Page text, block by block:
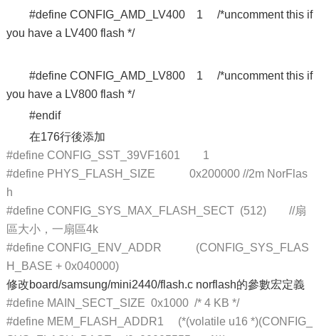
#define CONFIG_AMD_LV400 1 /*uncomment this if
you have a LV400 flash */
#define CONFIG_AMD_LV800 1 /*uncomment this if
you have a LV800 flash */
#endif
在176行後添加
#define CONFIG_SST_39VF1601 1
#define PHYS_FLASH_SIZE 0x200000 //2m NorFlas
h
#define CONFIG_SYS_MAX_FLASH_SECT (512) //扇
區大小，一扇區4k
#define CONFIG_ENV_ADDR (CONFIG_SYS_FLAS
H_BASE + 0x040000)
修改board/samsung/mini2440/flash.c norflash的參數宏定義
#define MAIN_SECT_SIZE 0x1000 /* 4 KB */
#define MEM_FLASH_ADDR1 (*(volatile u16 *)(CONFIG_